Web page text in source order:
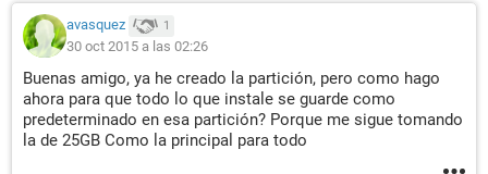
avasquez 1
30 oct 2015 a las 02:26
Buenas amigo, ya he creado la partición, pero como hago
ahora para que todo lo que instale se guarde como
predeterminado en esa partición? Porque me sigue tomando
la de 25GB Como la principal para todo